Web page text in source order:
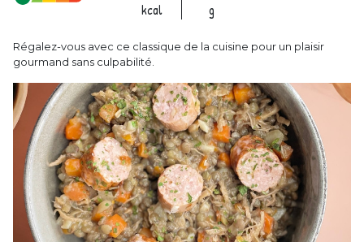
kcal g
Régalez-vous avec ce classique de la cuisine pour un plaisir
gourmand sans culpabilité.